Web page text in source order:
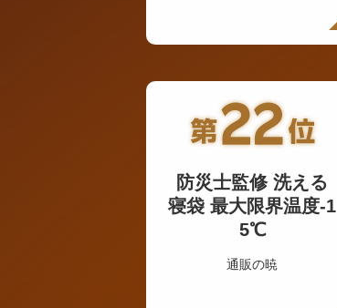
防災士監修 洗える
寝袋 最大限界温度-1
5℃
通販の暁